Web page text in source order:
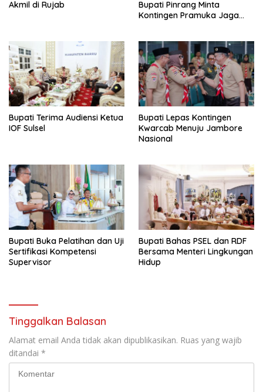
Akmil di Rujab
Bupati Pinrang Minta
Kontingen Pramuka Jaga
Bupati Terima Audiensi Ketua
IOF Sulsel
Bupati Lepas Kontingen
Kwarcab Menuju Jambore
Nasional
Bupati Buka Pelatihan dan Uji
Sertifikasi Kompetensi
Supervisor
Bupati Bahas PSEL dan RDF
Bersama Menteri Lingkungan
Hidup
Tinggalkan Balasan
Alamat email Anda tidak akan dipublikasikan. Ruas yang wajib
ditandai *